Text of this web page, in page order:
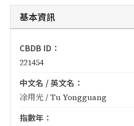
基本資訊
CBDB ID：
221454
中文名 / 英文名：
凃用光 / Tu Yongguang
指數年：